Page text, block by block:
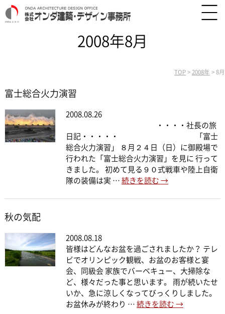
2008年8月
TOP > 2008年 > 8月
富士総合火力演習
2008.08.26
・・・・社長の旅
日記・・・・・ 「富士
総合火力演習」 ８月２４日（日）に御殿場で
行われた「富士総合火力演習」を見に 行って
きました。 初めて見る９０式戦車や陸上自衛
隊の装備は実 … 続きを読む →
秋の気配
2008.08.18
皆様はどんなお盆を過ごされましたか？ テレ
ビでオリンピック観戦、お盆のお客様と宴
会、同級会 家族でバーベキュー、大掃除な
ど、様々だった事と思います。 雨が続いたせ
いか、急に涼しくなってびっくりしました。
お盆休みが終わり … 続きを読む →